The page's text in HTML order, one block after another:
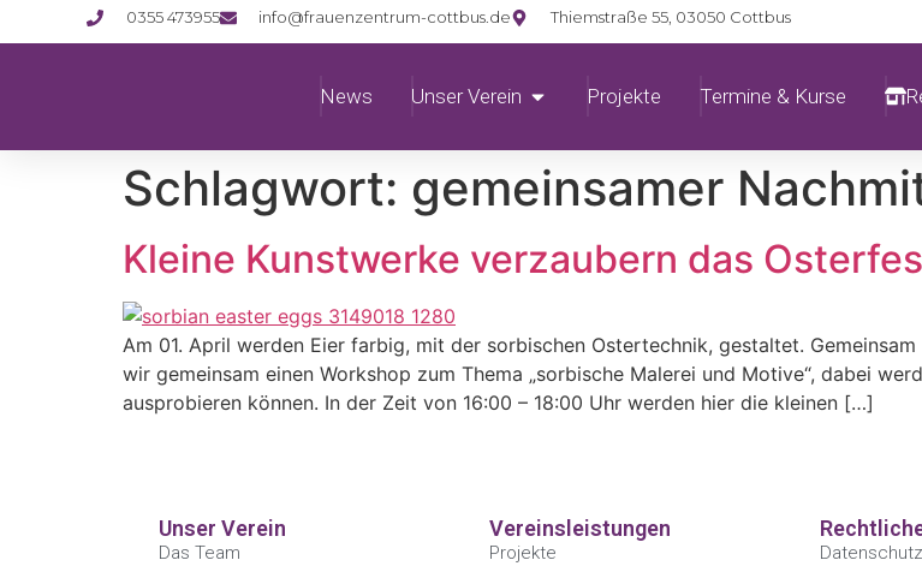
0355 473955 info@frauenzentrum-cottbus.de Thiemstraße 55, 03050 Cottbus
News Unser Verein Projekte Termine & Kurse
Schlagwort: gemeinsamer
Kleine Kunstwerke verzaubern das
Am 01. April werden Eier farbig, mit der sorbischen Ostertechnik, gestaltet.
wir gemeinsam einen Workshop zum Thema „sorbische Malerei und Motive“, dabei
ausprobieren können. In der Zeit von 16:00 – 18:00 Uhr werden hier die kleinen […]
Unser Verein
Das Team
Vereinsleistungen
Projekte
Datenschutz